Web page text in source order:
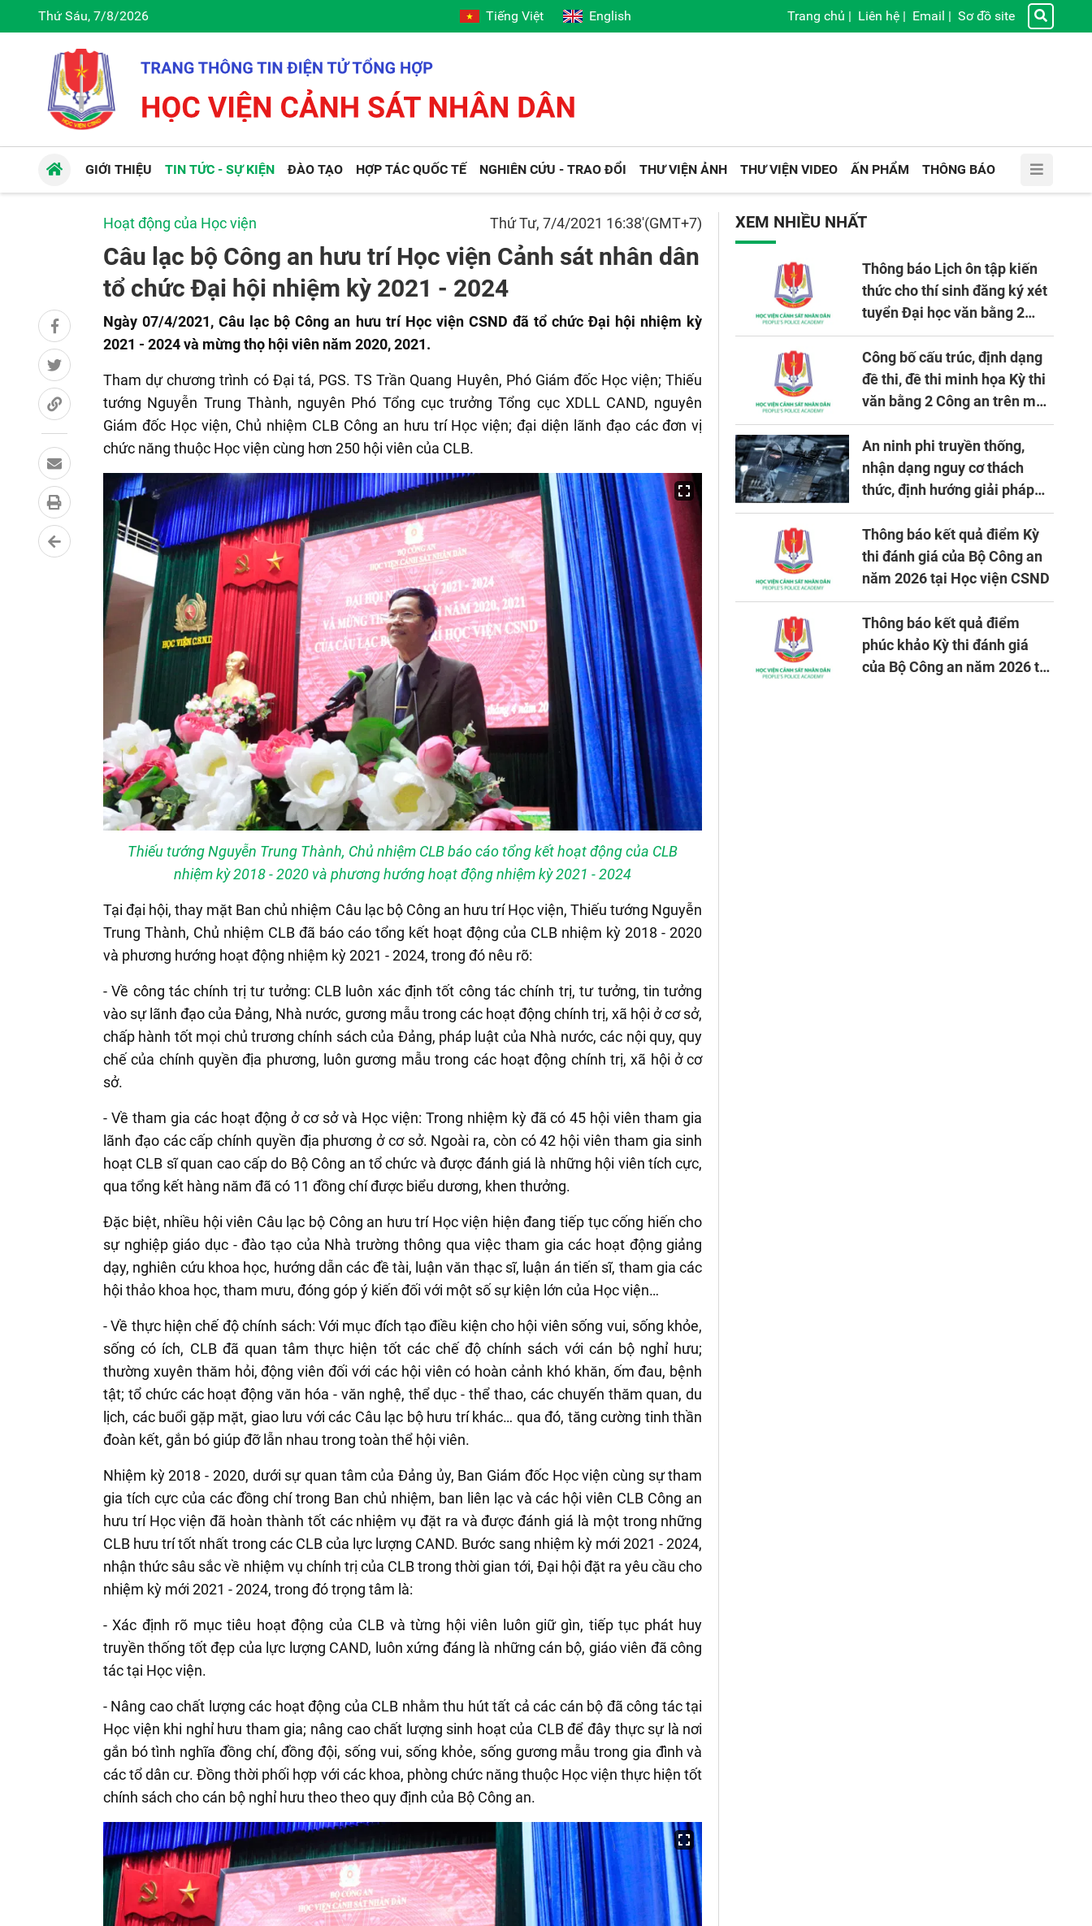
Thứ Sáu, 7/8/2026 Tiếng Việt English Trang chủ | Liên hệ | Email | Sơ đồ site
GIỚI THIỆU TIN TỨC - SỰ KIỆN ĐÀO TẠO HỢP TÁC QUỐC TẾ NGHIÊN CỨU - TRAO ĐỔI THƯ VIỆN ẢNH THƯ VIỆN VIDEO ẤN PHẨM THÔNG BÁO
Hoạt động của Học viện Thứ Tư, 7/4/2021 16:38'(GMT+7)
Câu lạc bộ Công an hưu trí Học viện Cảnh sát nhân dân
tổ chức Đại hội nhiệm kỳ 2021 - 2024
Ngày 07/4/2021, Câu lạc bộ Công an hưu trí Học viện CSND đã tổ chức Đại hội nhiệm kỳ
2021 - 2024 và mừng thọ hội viên năm 2020, 2021.
Tham dự chương trình có Đại tá, PGS. TS Trần Quang Huyên, Phó Giám đốc Học viện; Thiếu
tướng Nguyễn Trung Thành, nguyên Phó Tổng cục trưởng Tổng cục XDLL CAND, nguyên
Giám đốc Học viện, Chủ nhiệm CLB Công an hưu trí Học viện; đại diện lãnh đạo các đơn vị
chức năng thuộc Học viện cùng hơn 250 hội viên của CLB.
Thiếu tướng Nguyễn Trung Thành, Chủ nhiệm CLB báo cáo tổng kết hoạt động của CLB
nhiệm kỳ 2018 - 2020 và phương hướng hoạt động nhiệm kỳ 2021 - 2024
Tại đại hội, thay mặt Ban chủ nhiệm Câu lạc bộ Công an hưu trí Học viện, Thiếu tướng Nguyễn
Trung Thành, Chủ nhiệm CLB đã báo cáo tổng kết hoạt động của CLB nhiệm kỳ 2018 - 2020
và phương hướng hoạt động nhiệm kỳ 2021 - 2024, trong đó nêu rõ:
- Về công tác chính trị tư tưởng: CLB luôn xác định tốt công tác chính trị, tư tưởng, tin tưởng
vào sự lãnh đạo của Đảng, Nhà nước, gương mẫu trong các hoạt động chính trị, xã hội ở cơ sở,
chấp hành tốt mọi chủ trương chính sách của Đảng, pháp luật của Nhà nước, các nội quy, quy
chế của chính quyền địa phương, luôn gương mẫu trong các hoạt động chính trị, xã hội ở cơ
sở.
- Về tham gia các hoạt động ở cơ sở và Học viện: Trong nhiệm kỳ đã có 45 hội viên tham gia
lãnh đạo các cấp chính quyền địa phương ở cơ sở. Ngoài ra, còn có 42 hội viên tham gia sinh
hoạt CLB sĩ quan cao cấp do Bộ Công an tổ chức và được đánh giá là những hội viên tích cực,
qua tổng kết hàng năm đã có 11 đồng chí được biểu dương, khen thưởng.
Đặc biệt, nhiều hội viên Câu lạc bộ Công an hưu trí Học viện hiện đang tiếp tục cống hiến cho
sự nghiệp giáo dục - đào tạo của Nhà trường thông qua việc tham gia các hoạt động giảng
dạy, nghiên cứu khoa học, hướng dẫn các đề tài, luận văn thạc sĩ, luận án tiến sĩ, tham gia các
hội thảo khoa học, tham mưu, đóng góp ý kiến đối với một số sự kiện lớn của Học viện…
- Về thực hiện chế độ chính sách: Với mục đích tạo điều kiện cho hội viên sống vui, sống khỏe,
sống có ích, CLB đã quan tâm thực hiện tốt các chế độ chính sách với cán bộ nghỉ hưu;
thường xuyên thăm hỏi, động viên đối với các hội viên có hoàn cảnh khó khăn, ốm đau, bệnh
tật; tổ chức các hoạt động văn hóa - văn nghệ, thể dục - thể thao, các chuyến thăm quan, du
lịch, các buổi gặp mặt, giao lưu với các Câu lạc bộ hưu trí khác… qua đó, tăng cường tinh thần
đoàn kết, gắn bó giúp đỡ lẫn nhau trong toàn thể hội viên.
Nhiệm kỳ 2018 - 2020, dưới sự quan tâm của Đảng ủy, Ban Giám đốc Học viện cùng sự tham
gia tích cực của các đồng chí trong Ban chủ nhiệm, ban liên lạc và các hội viên CLB Công an
hưu trí Học viện đã hoàn thành tốt các nhiệm vụ đặt ra và được đánh giá là một trong những
CLB hưu trí tốt nhất trong các CLB của lực lượng CAND. Bước sang nhiệm kỳ mới 2021 - 2024,
nhận thức sâu sắc về nhiệm vụ chính trị của CLB trong thời gian tới, Đại hội đặt ra yêu cầu cho
nhiệm kỳ mới 2021 - 2024, trong đó trọng tâm là:
- Xác định rõ mục tiêu hoạt động của CLB và từng hội viên luôn giữ gìn, tiếp tục phát huy
truyền thống tốt đẹp của lực lượng CAND, luôn xứng đáng là những cán bộ, giáo viên đã công
tác tại Học viện.
- Nâng cao chất lượng các hoạt động của CLB nhằm thu hút tất cả các cán bộ đã công tác tại
Học viện khi nghỉ hưu tham gia; nâng cao chất lượng sinh hoạt của CLB để đây thực sự là nơi
gắn bó tình nghĩa đồng chí, đồng đội, sống vui, sống khỏe, sống gương mẫu trong gia đình và
các tổ dân cư. Đồng thời phối hợp với các khoa, phòng chức năng thuộc Học viện thực hiện tốt
chính sách cho cán bộ nghỉ hưu theo theo quy định của Bộ Công an.
XEM NHIỀU NHẤT
Thông báo Lịch ôn tập kiến
thức cho thí sinh đăng ký xét
tuyển Đại học văn bằng 2
tuyển mới, mở tại Học viện
CSND năm học 2026 - 2027
Công bố cấu trúc, định dạng
đề thi, đề thi minh họa Kỳ thi
văn bằng 2 Công an trên máy
tính
An ninh phi truyền thống,
nhận dạng nguy cơ thách
thức, định hướng giải pháp
đảm bảo an ninh quốc gia
trong tình hình hiện nay
Thông báo kết quả điểm Kỳ
thi đánh giá của Bộ Công an
năm 2026 tại Học viện CSND
Thông báo kết quả điểm
phúc khảo Kỳ thi đánh giá
của Bộ Công an năm 2026 tại